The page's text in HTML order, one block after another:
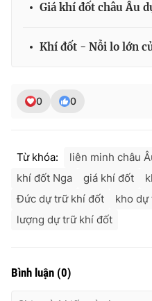
Giá khí đốt châu Âu
Khí đốt - Nỗi lo lớn
0 0
Từ khóa: liên minh châu
khí đốt Nga
giá khí đốt
Đức dự trữ khí đốt
kho
lượng dự trữ khí đốt
Bình luận (0)